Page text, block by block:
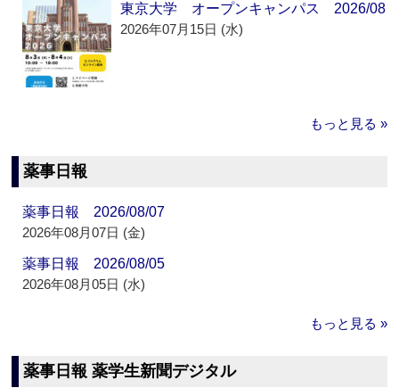
東京大学 オープンキャンパス 2026/08
2026年07月15日 (水)
もっと見る »
薬事日報
薬事日報 2026/08/07
2026年08月07日 (金)
薬事日報 2026/08/05
2026年08月05日 (水)
もっと見る »
薬事日報 薬学生新聞デジタル